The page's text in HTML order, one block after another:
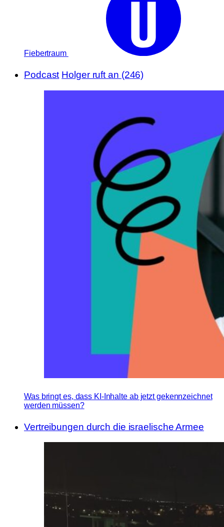
Fiebertraum
Podcast Holger ruft an (246)
Was bringt es, dass KI-Inhalte ab jetzt gekennzeichnet
werden müssen?
Vertreibungen durch die israelische Armee